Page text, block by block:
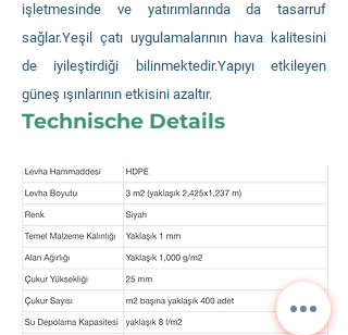
işletmesinde ve yatırımlarında da tasarruf
sağlar.Yeşil çatı uygulamalarının hava kalitesini
de iyileştirdiği bilinmektedir.Yapıyı etkileyen
güneş ışınlarının etkisini azaltır.
Technische Details